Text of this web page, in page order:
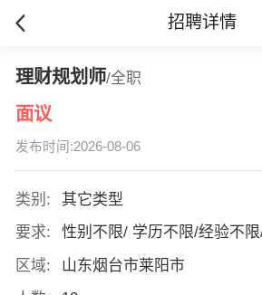
招聘详情
理财规划师/全职
面议
发布时间:2026-08-06
类别:
其它类型
要求:
性别不限/ 学历不限/经验不
区域:
山东烟台市莱阳市